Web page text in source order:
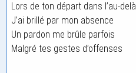
Lors de ton départ dans l’au-delà
J’ai brillé par mon absence
Un pardon me brûle parfois
Malgré tes gestes d’offenses